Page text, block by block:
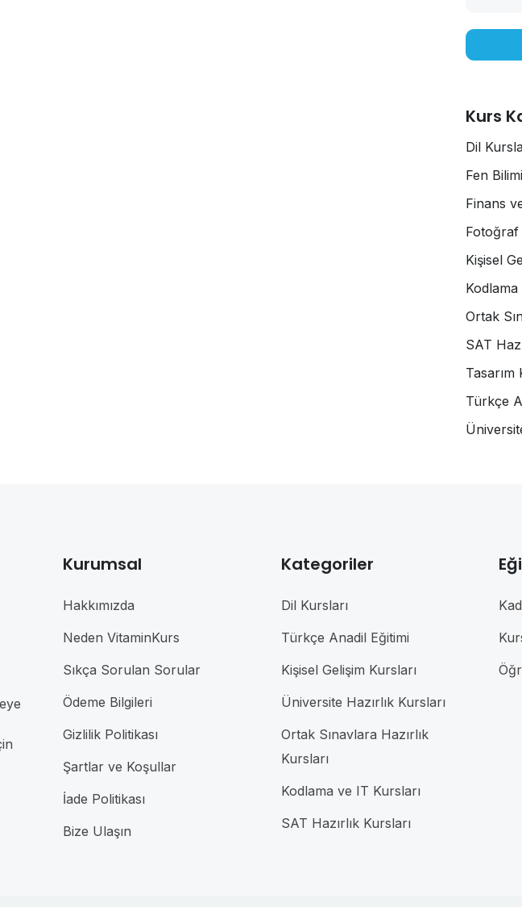
Kurs
Dil
Fen
Finans
Fotoğraf
Kişisel
Ortak
SAT
Tasarım
Türkçe
Kurumsal
Hakkımızda
Neden VitaminKurs
Sıkça Sorulan Sorular
Ödeme Bilgileri
Gizlilik Politikası
Şartlar ve Koşullar
İade Politikası
Bize Ulaşın
Kategoriler
Dil Kursları
Türkçe Anadil Eğitimi
Kişisel Gelişim Kursları
Üniversite Hazırlık Kursları
Ortak Sınavlara Hazırlık
Kursları
Kodlama ve IT Kursları
SAT Hazırlık Kursları